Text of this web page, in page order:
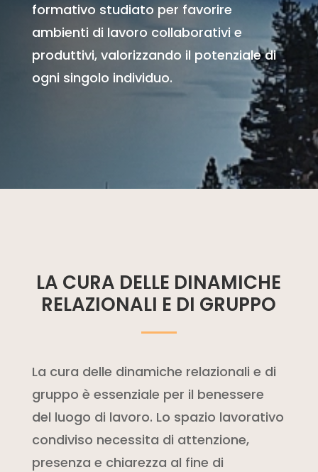
formativo studiato per favorire
ambienti di lavoro collaborativi e
produttivi, valorizzando il potenziale di
ogni singolo individuo.
LA CURA DELLE DINAMICHE
RELAZIONALI E DI GRUPPO
La cura delle dinamiche relazionali e di
gruppo è essenziale per il benessere
del luogo di lavoro. Lo spazio lavorativo
condiviso necessita di attenzione,
presenza e chiarezza al fine di